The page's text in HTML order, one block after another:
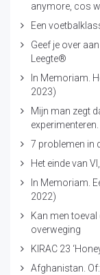
anymore, cos
Een
Geef je over
Leegte®
In Memoriam.
2023)
Mijn man zegt
7 problemen in
Het einde van
In Memoriam.
2022)
Kan men
overweging
KIRAC 23
Afghanistan.